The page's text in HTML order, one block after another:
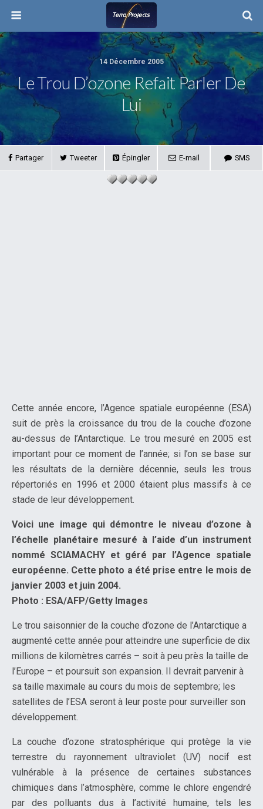
14 Décembre 2005
Le Trou D’ozone Refait Parler De
Lui
Partager Tweeter Épingler E-mail SMS
Cette année encore, l’Agence spatiale européenne (ESA)
suit de près la croissance du trou de la couche d’ozone
au-dessus de l’Antarctique. Le trou mesuré en 2005 est
important pour ce moment de l’année; si l’on se base sur
les résultats de la dernière décennie, seuls les trous
répertoriés en 1996 et 2000 étaient plus massifs à ce
stade de leur développement.
Voici une image qui démontre le niveau d’ozone à
l’échelle planétaire mesuré à l’aide d’un instrument
nommé SCIAMACHY et géré par l’Agence spatiale
européenne. Cette photo a été prise entre le mois de
janvier 2003 et juin 2004.
Photo : ESA/AFP/Getty Images
Le trou saisonnier de la couche d’ozone de l’Antarctique a
augmenté cette année pour atteindre une superficie de dix
millions de kilomètres carrés – soit à peu près la taille de
l’Europe – et poursuit son expansion. Il devrait parvenir à
sa taille maximale au cours du mois de septembre; les
satellites de l’ESA seront à leur poste pour surveiller son
développement.
La couche d’ozone stratosphérique qui protège la vie
terrestre du rayonnement ultraviolet (UV) nocif est
vulnérable à la présence de certaines substances
chimiques dans l’atmosphère, comme le chlore engendré
par des polluants dus à l’activité humaine, tels les